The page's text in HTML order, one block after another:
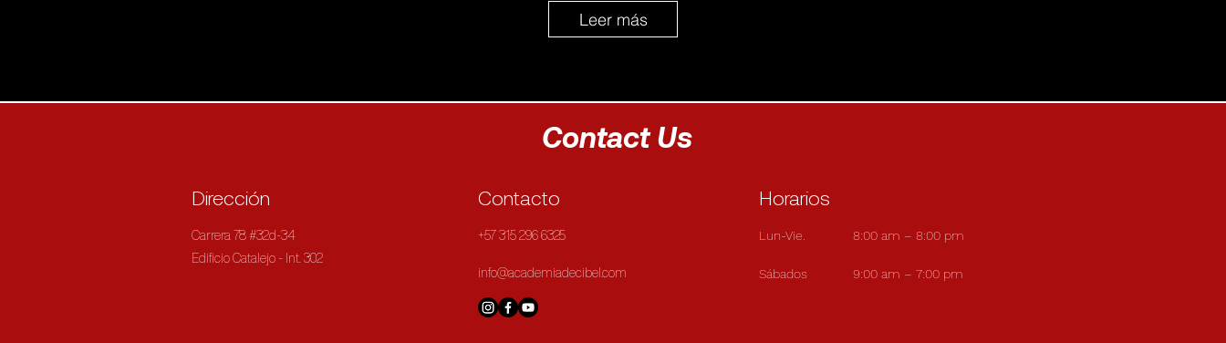
Leer más
Contact Us
Dirección
Carrera 78 #32d-34
Edificio Catalejo - Int. 302
Contacto
+57 315 296 6325
info@academiadecibel.com
Horarios
Lun-Vie. 8:00 am – 8:00 pm
Sábados 9:00 am – 7:00 pm